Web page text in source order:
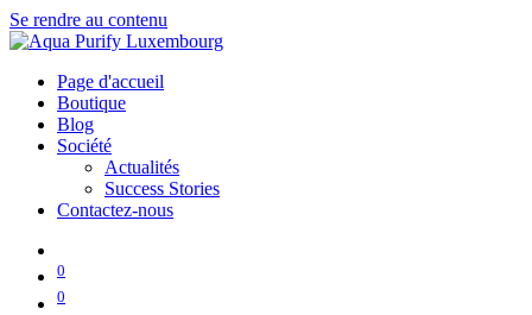
Se rendre au contenu
Page d'accueil
Boutique
Blog
Société
Actualités
Success Stories
Contactez-nous
0
0